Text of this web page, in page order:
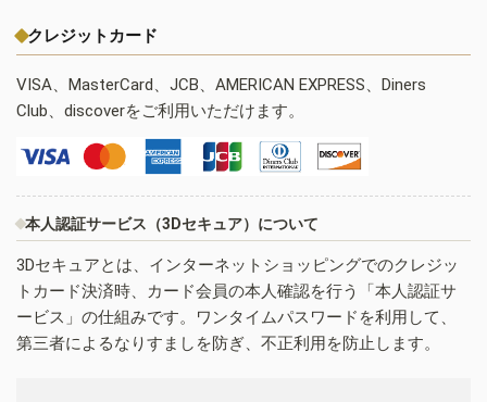
クレジットカード
VISA、MasterCard、JCB、AMERICAN EXPRESS、Diners
Club、discoverをご利用いただけます。
本人認証サービス（3Dセキュア）について
3Dセキュアとは、インターネットショッピングでのクレジッ
トカード決済時、カード会員の本人確認を行う「本人認証サ
ービス」の仕組みです。ワンタイムパスワードを利用して、
第三者によるなりすましを防ぎ、不正利用を防止します。